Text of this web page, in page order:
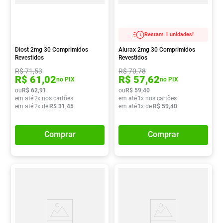
Diost 2mg 30 Comprimidos
Revestidos
R$71,53
R$ 61,02no PIX
ouR$ 62,91
em até2x nos cartões
em até2x deR$ 31 ,45
Comprar
Restam 1 unidades!
Alurax 2mg 30 Comprimidos
Revestidos
R$70,78
R$ 57,62no PIX
ouR$ 59,40
em até 1x nos cartões
em até 1x deR$ 59,40
Comprar